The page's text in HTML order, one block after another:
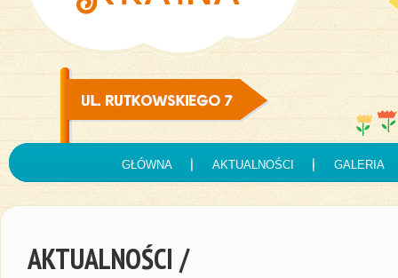
GŁÓWNA AKTUALNOŚCI GALERIA
AKTUALNOŚCI /